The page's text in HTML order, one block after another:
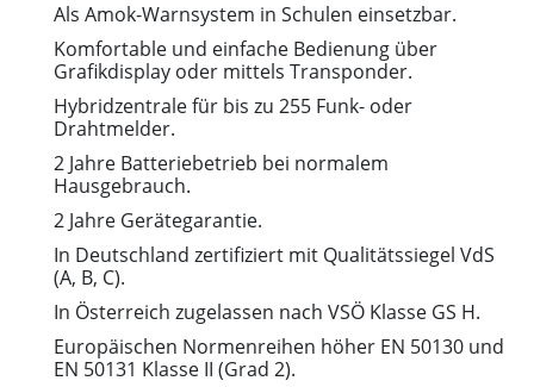
Als Amok-Warnsystem in Schulen einsetzbar.
Komfortable und einfache Bedienung über
Grafikdisplay oder mittels Transponder.
Hybridzentrale für bis zu 255 Funk- oder
Drahtmelder.
2 Jahre Batteriebetrieb bei normalem
Hausgebrauch.
2 Jahre Gerätegarantie.
In Deutschland zertifiziert mit Qualitätssiegel VdS
(A, B, C).
In Österreich zugelassen nach VSÖ Klasse GS H.
Europäischen Normenreihen höher EN 50130 und
EN 50131 Klasse II (Grad 2).